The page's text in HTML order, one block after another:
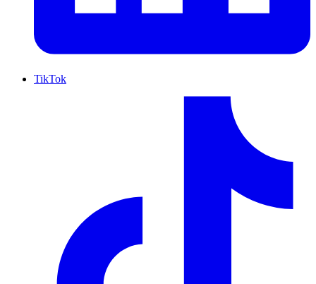
TikTok